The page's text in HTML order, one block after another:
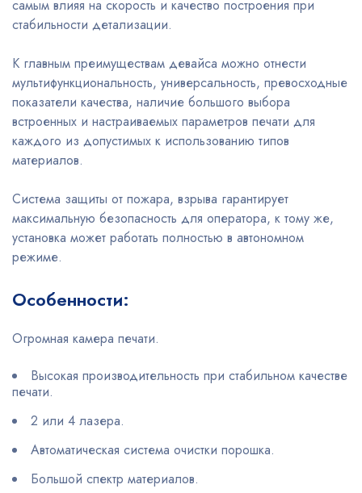
самым влияя на скорость и качество построения при
стабильности детализации.
К главным преимуществам девайса можно отнести
мультифункциональность, универсальность, превосходные
показатели качества, наличие большого выбора
встроенных и настраиваемых параметров печати для
каждого из допустимых к использованию типов
материалов.
Система защиты от пожара, взрыва гарантирует
максимальную безопасность для оператора, к тому же,
установка может работать полностью в автономном
режиме.
Особенности:
Огромная камера печати.
Высокая производительность при стабильном качестве
печати.
2 или 4 лазера.
Автоматическая система очистки порошка.
Большой спектр материалов.